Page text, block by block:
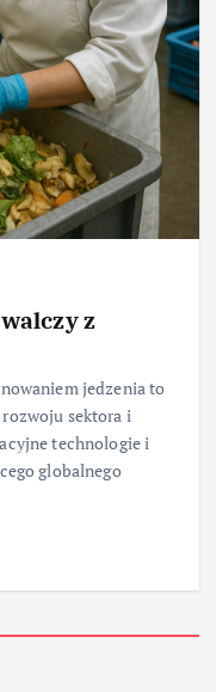
z
jedzenia to
sektora i
technologie i
globalnego